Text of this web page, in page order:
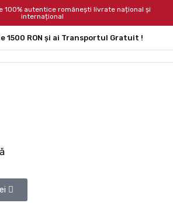
100% autentice românești livrate național și
internațional
1500 RON și ai Transportul Gratuit !